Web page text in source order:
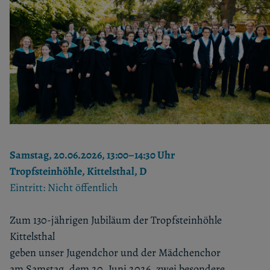
Samstag, 20.06.2026, 13:00–14:30 Uhr
Tropfsteinhöhle, Kittelsthal, D
Eintritt: Nicht öffentlich
Zum 130-jährigen Jubiläum der Tropfsteinhöhle
Kittelsthal
geben unser Jugendchor und der Mädchenchor